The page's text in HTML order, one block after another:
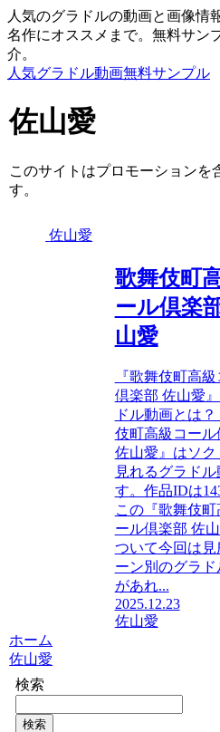
人気のグラドルの動画と画像情
名作にオススメまで。無料サン
介。
人気グラドル動画無料サンプル
佐山愛
このサイトはプロモーションを
す。
佐山愛
歌舞伎町
ール倶楽
山愛
『歌舞伎町高
倶楽部 佐山愛
ドル動画とは
伎町高級コール
佐山愛』はソク
見れるグラド
す。作品IDは
この『歌舞伎町
ール倶楽部 佐
ついて今回は見
ーン別のグラド
があれ...
2025.12.23
佐山愛
ホーム
佐山愛
検索
検索